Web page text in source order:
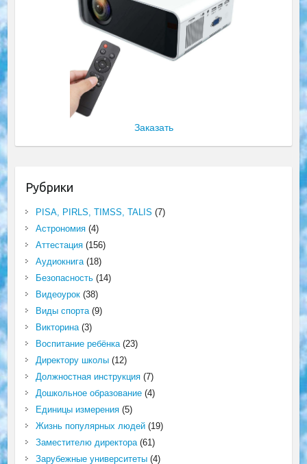
Заказать
Рубрики
PISA, PIRLS, TIMSS, TALIS (7)
Астрономия(4)
Аттестация(156)
Аудиокнига(18)
Безопасность(14)
Видеоурок(38)
Виды спорта(9)
Викторина(3)
Воспитание ребёнка(23)
Директору школы(12)
Должностная инструкция(7)
Дошкольное образование(4)
Единицы измерения(5)
Жизнь популярных людей(19)
Заместителю директора(61)
Зарубежные университеты(4)